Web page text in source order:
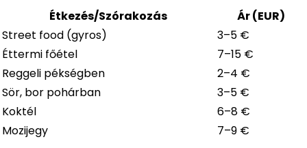
Étkezés/Szórakozás
Ár (EUR)
Street food (gyros)
3–5 €
Éttermi főétel
7–15 €
Reggeli pékségben
2–4 €
Sör, bor pohárban
3–5 €
Koktél
6–8 €
Mozijegy
7–9 €